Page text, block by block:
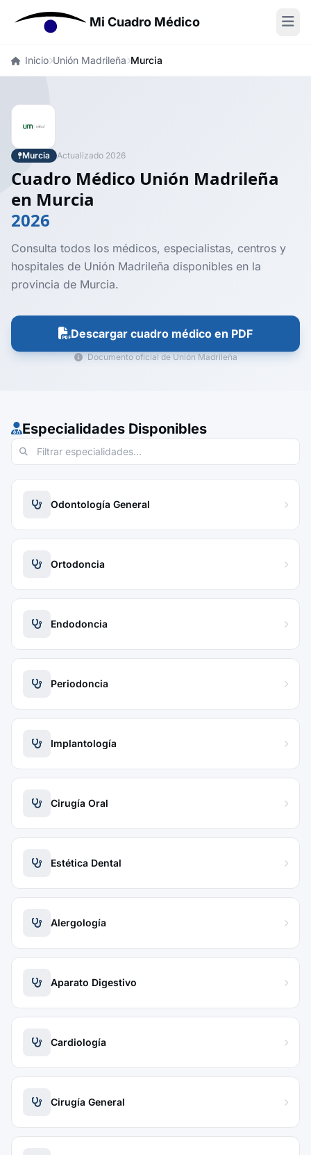
Mi Cuadro Médico
Inicio Unión Madrileña Murcia
Murcia Actualizado 2026
Cuadro Médico Unión Madrileña
en Murcia
2026
Consulta todos los médicos, especialistas, centros y
hospitales de Unión Madrileña disponibles en la
provincia de Murcia.
Descargar cuadro médico en PDF
Documento oficial de Unión Madrileña
Especialidades Disponibles
Odontología General
Ortodoncia
Endodoncia
Periodoncia
Implantología
Cirugía Oral
Estética Dental
Alergología
Aparato Digestivo
Cardiología
Cirugía General